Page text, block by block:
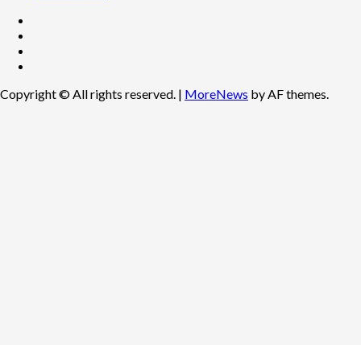
Copyright © All rights reserved. | MoreNews by AF themes.